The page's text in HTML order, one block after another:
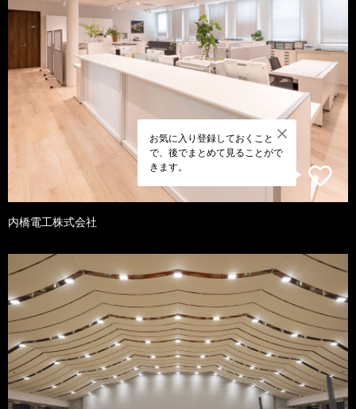
お気に入り登録しておくこと
で、後でまとめて見ることがで
きます。
内橋電工株式会社